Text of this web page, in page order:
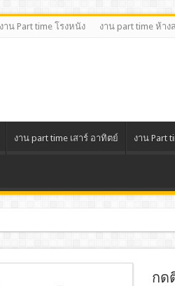
งาน Part time โรงหนัง งาน part time ห้า
งาน part time เสาร์ อาทิตย์ งาน Part
กด